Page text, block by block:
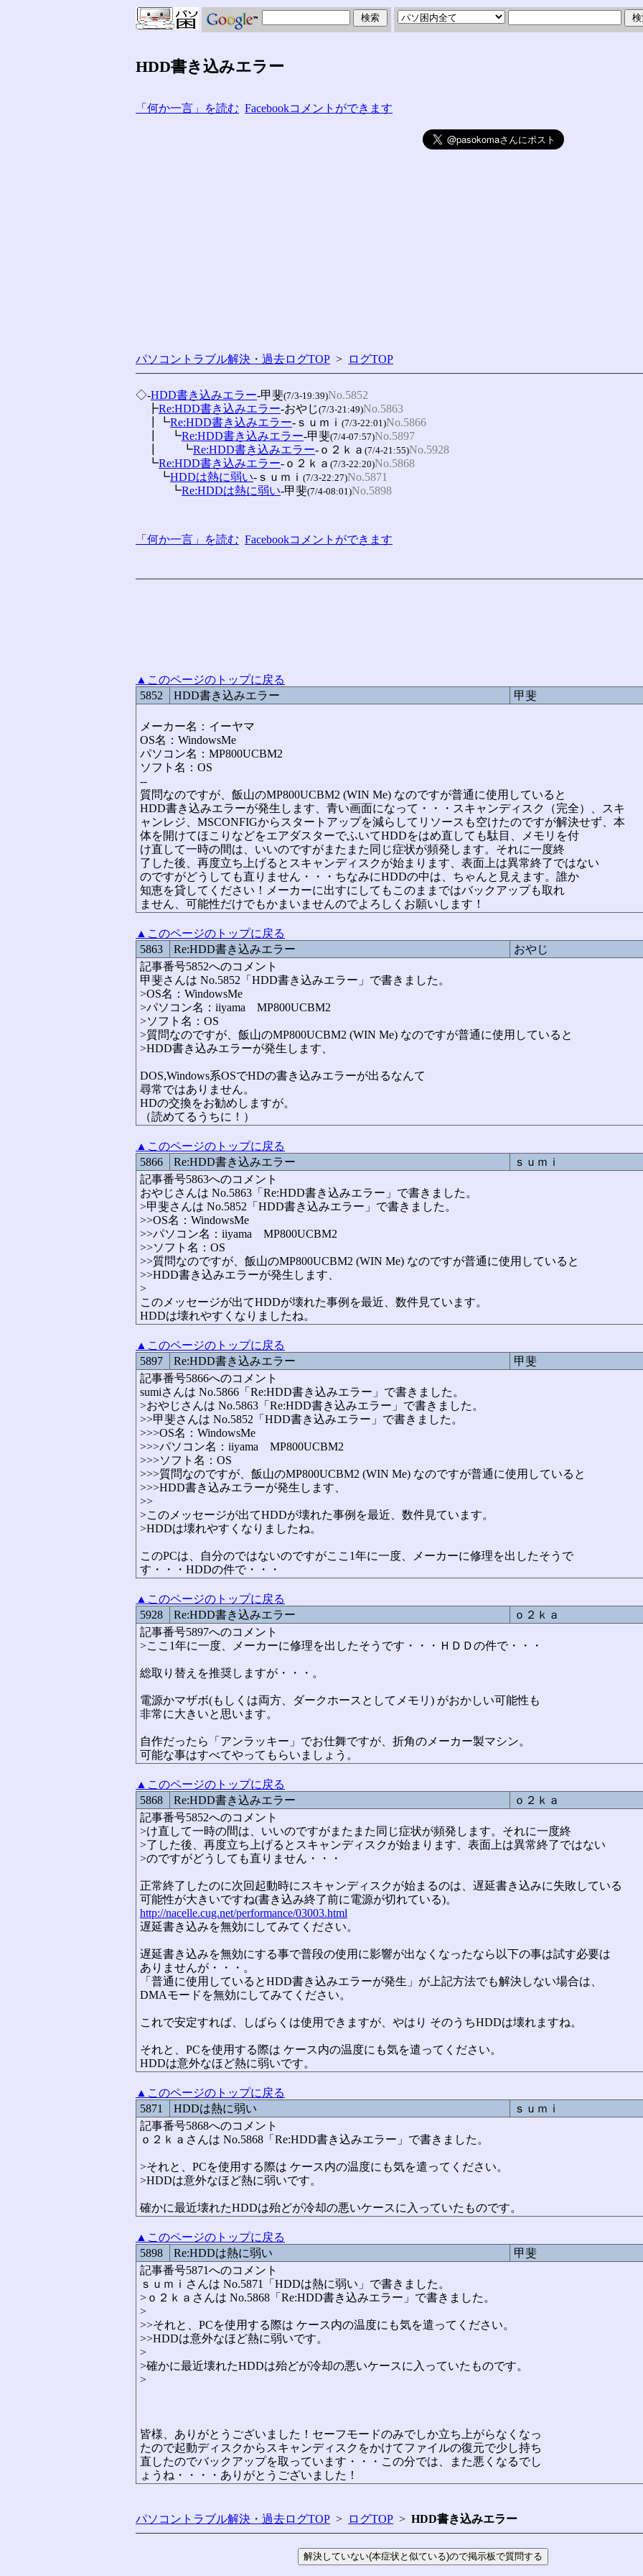
HDD書き込みエラー
「何か一言」を読む Facebookコメントができます
パソコントラブル解決・過去ログTOP > ログTOP
◇-HDD書き込みエラー-甲斐(7/3-19:39)No.5852
┣Re:HDD書き込みエラー-おやじ(7/3-21:49)No.5863
┃┗Re:HDD書き込みエラー-ｓｕｍｉ (7/3-22:01)No.5866
┃　┗Re:HDD書き込みエラー-甲斐(7/4-07:57)No.5897
┃　　┗Re:HDD書き込みエラー-ｏ２ｋａ (7/4-21:55)No.5928
┗Re:HDD書き込みエラー-ｏ２ｋａ (7/3-22:20)No.5868
┗HDDは熱に弱い-ｓｕｍｉ (7/3-22:27)No.5871
┗Re:HDDは熱に弱い-甲斐(7/4-08:01)No.5898
「何か一言」を読む Facebookコメントができます
▲このページのトップに戻る
5852
HDD書き込みエラー 甲斐
メーカー名：イーヤマ
OS名：WindowsMe
パソコン名：MP800UCBM2
ソフト名：OS
--
質問なのですが、飯山のMP800UCBM2 (WIN Me) なのですが普通に使用していると
HDD書き込みエラーが発生します、青い画面になって・・・スキャンディスク（完全）、スキ
ャンレジ、MSCONFIGからスタートアップを減らしてリソースも空けたのですが解決せず、本
体を開けてほこりなどをエアダスターでふいてHDDをはめ直しても駄目、メモリを付
け直して一時の間は、いいのですがまたまた同じ症状が頻発します。それに一度終
了した後、再度立ち上げるとスキャンディスクが始まります、表面上は異常終了ではない
のですがどうしても直りません・・・ちなみにHDDの中は、ちゃんと見えます。誰か
知恵を貸してください！メーカーに出すにしてもこのままではバックアップも取れ
ません、可能性だけでもかまいませんのでよろしくお願いします！
▲このページのトップに戻る
5863
Re:HDD書き込みエラー おやじ
記事番号5852へのコメント
甲斐さんは No.5852「HDD書き込みエラー」で書きました。
>OS名：WindowsMe
>パソコン名：iiyama MP800UCBM2
>ソフト名：OS
>質問なのですが、飯山のMP800UCBM2 (WIN Me) なのですが普通に使用していると
>HDD書き込みエラーが発生します、
DOS,Windows系OSでHDの書き込みエラーが出るなんて
尋常ではありません。
HDの交換をお勧めしますが。
（読めてるうちに！）
▲このページのトップに戻る
5866
Re:HDD書き込みエラー ｓｕｍｉ
記事番号5863へのコメント
おやじさんは No.5863「Re:HDD書き込みエラー」で書きました。
>甲斐さんは No.5852「HDD書き込みエラー」で書きました。
>>OS名：WindowsMe
>>パソコン名：iiyama MP800UCBM2
>>ソフト名：OS
>>質問なのですが、飯山のMP800UCBM2 (WIN Me) なのですが普通に使用していると
>>HDD書き込みエラーが発生します、
>
このメッセージが出てHDDが壊れた事例を最近、数件見ています。
HDDは壊れやすくなりましたね。
▲このページのトップに戻る
5897
Re:HDD書き込みエラー 甲斐
記事番号5866へのコメント
sumiさんは No.5866「Re:HDD書き込みエラー」で書きました。
>おやじさんは No.5863「Re:HDD書き込みエラー」で書きました。
>>甲斐さんは No.5852「HDD書き込みエラー」で書きました。
>>>OS名：WindowsMe
>>>パソコン名：iiyama MP800UCBM2
>>>ソフト名：OS
>>>質問なのですが、飯山のMP800UCBM2 (WIN Me) なのですが普通に使用していると
>>>HDD書き込みエラーが発生します、
>>
>このメッセージが出てHDDが壊れた事例を最近、数件見ています。
>HDDは壊れやすくなりましたね。
このPCは、自分のではないのですがここ1年に一度、メーカーに修理を出したそうで
す・・・HDDの件で・・・
▲このページのトップに戻る
5928
Re:HDD書き込みエラー ｏ２ｋａ
記事番号5897へのコメント
>ここ1年に一度、メーカーに修理を出したそうです・・・ＨＤＤの件で・・・
総取り替えを推奨しますが・・・。
電源かマザボ(もしくは両方、ダークホースとしてメモリ) がおかしい可能性も
非常に大きいと思います。
自作だったら「アンラッキー」でお仕舞ですが、折角のメーカー製マシン。
可能な事はすべてやってもらいましょう。
▲このページのトップに戻る
5868
Re:HDD書き込みエラー ｏ２ｋａ
記事番号5852へのコメント
>け直して一時の間は、いいのですがまたまた同じ症状が頻発します。それに一度終
>了した後、再度立ち上げるとスキャンディスクが始まります、表面上は異常終了ではない
>のですがどうしても直りません・・・
正常終了したのに次回起動時にスキャンディスクが始まるのは、遅延書き込みに失敗している
可能性が大きいですね(書き込み終了前に電源が切れている)。
http://nacelle.cug.net/performance/03003.html
遅延書き込みを無効にしてみてください。
遅延書き込みを無効にする事で普段の使用に影響が出なくなったなら以下の事は試す必要は
ありませんが・・・。
「普通に使用しているとHDD書き込みエラーが発生」が上記方法でも解決しない場合は、
DMAモードを無効にしてみてください。
これで安定すれば、しばらくは使用できますが、やはり そのうちHDDは壊れますね。
それと、PCを使用する際は ケース内の温度にも気を遣ってください。
HDDは意外なほど熱に弱いです。
▲このページのトップに戻る
5871
HDDは熱に弱い ｓｕｍｉ
記事番号5868へのコメント
ｏ２ｋａさんは No.5868「Re:HDD書き込みエラー」で書きました。
>それと、PCを使用する際は ケース内の温度にも気を遣ってください。
>HDDは意外なほど熱に弱いです。
確かに最近壊れたHDDは殆どが冷却の悪いケースに入っていたものです。
▲このページのトップに戻る
5898
Re:HDDは熱に弱い 甲斐
記事番号5871へのコメント
ｓｕｍｉさんは No.5871「HDDは熱に弱い」で書きました。
>ｏ２ｋａさんは No.5868「Re:HDD書き込みエラー」で書きました。
>
>>それと、PCを使用する際は ケース内の温度にも気を遣ってください。
>>HDDは意外なほど熱に弱いです。
>
>確かに最近壊れたHDDは殆どが冷却の悪いケースに入っていたものです。
>
皆様、ありがとうございました！セーフモードのみでしか立ち上がらなくなっ
たので起動ディスクからスキャンディスクをかけてファイルの復元で少し持ち
直したのでバックアップを取っています・・・この分では、また悪くなるでし
ょうね・・・・ありがとうございました！
パソコントラブル解決・過去ログTOP > ログTOP > HDD書き込みエラー